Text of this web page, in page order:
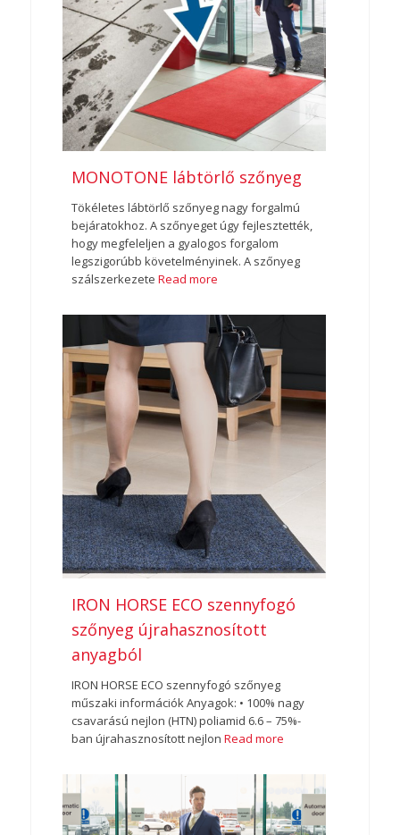
MONOTONE lábtörlő szőnyeg
Tökéletes lábtörlő szőnyeg nagy forgalmú
bejáratokhoz. A szőnyeget úgy fejlesztették,
hogy megfeleljen a gyalogos forgalom
legszigorúbb követelményinek. A szőnyeg
szálszerkezete Read more
IRON HORSE ECO szennyfogó
szőnyeg újrahasznosított
anyagból
IRON HORSE ECO szennyfogó szőnyeg
műszaki információk Anyagok: • 100% nagy
csavarású nejlon (HTN) poliamid 6.6 – 75%-
ban újrahasznosított nejlon Read more